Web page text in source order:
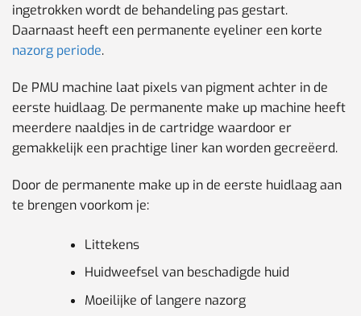
ingetrokken wordt de behandeling pas gestart.
Daarnaast heeft een permanente eyeliner een korte
nazorg periode.
De PMU machine laat pixels van pigment achter in de
eerste huidlaag. De permanente make up machine heeft
meerdere naaldjes in de cartridge waardoor er
gemakkelijk een prachtige liner kan worden gecreëerd.
Door de permanente make up in de eerste huidlaag aan
te brengen voorkom je:
Littekens
Huidweefsel van beschadigde huid
Moeilijke of langere nazorg